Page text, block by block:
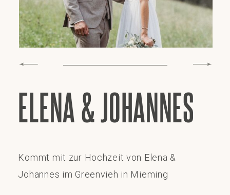
ELENA & JOHANNES
Kommt mit zur Hochzeit von Elena &
Johannes im Greenvieh in Mieming